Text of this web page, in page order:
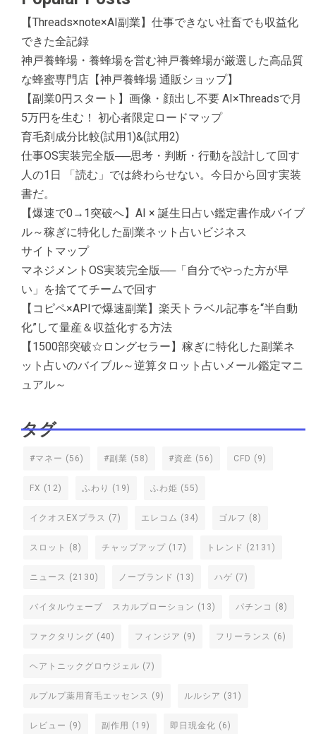
【Threads×note×AI副業】仕事できない社畜でも収益化
できた全記録
神戸養蜂場・養蜂場を営む神戸養蜂場が厳選した高品質
な蜂蜜専門店【神戸養蜂場 通販ショップ】
【副業0円スタート】画像・顔出し不要 AI×Threadsで月
5万円を生む！ 初心者限定ロードマップ
育毛剤成分比較(試用1)&(試用2)
仕事OS実装完全版──思考・判断・行動を設計して回す
人の1日 「読む」では終わらせない。今日から回す実装
書だ。
【爆速で0→1突破へ】AI × 誕生日占い鑑定書作成バイブ
ル～稼ぎに特化した副業ネット占いビジネス
サイトマップ
マネジメントOS実装完全版──「自分でやった方が早
い」を捨ててチームで回す
【コピペ×APIで爆速副業】楽天トラベル記事を“半自動
化”して量産＆収益化する方法
【1500部突破☆ロングセラー】稼ぎに特化した副業ネ
ット占いのバイブル～逆算タロット占いメール鑑定マニ
ュアル～
タグ
#マネー (56) #副業 (58) #資産 (56) CFD (9)
FX (12) ふわり (19) ふわ姫 (55)
イクオスEXプラス (7) エレコム (34) ゴルフ (8)
スロット (8) チャップアップ (17) トレンド (2131)
ニュース (2130) ノーブランド (13) ハゲ (7)
バイタルウェーブ スカルプローション (13) パチンコ (8)
ファクタリング (40) フィンジア (9) フリーランス (6)
ヘアトニックグロウジェル (7)
ルプルプ薬用育毛エッセンス (9) ルルシア (31)
レビュー (9) 副作用 (19) 即日現金化 (6)